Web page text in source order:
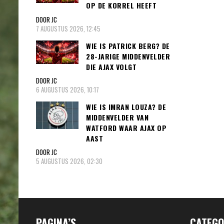
OP DE KORREL HEEFT
DOOR JC
7 AUGUSTUS 2026, 12:45
WIE IS PATRICK BERG? DE
28-JARIGE MIDDENVELDER
DIE AJAX VOLGT
DOOR JC
6 AUGUSTUS 2026, 10:17
WIE IS IMRAN LOUZA? DE
MIDDENVELDER VAN
WATFORD WAAR AJAX OP
AAST
DOOR JC
5 AUGUSTUS 2026, 02:30